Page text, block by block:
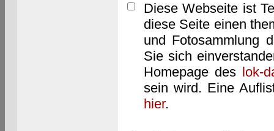
Diese Webseite ist
diese Seite einen
und Fotosammlung
Sie sich
Homepage des lok-
sein wird. Eine
hier.